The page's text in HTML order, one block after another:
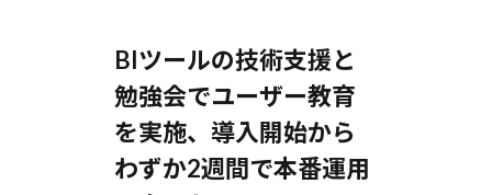
BIツールの技術支援と
勉強会でユーザー教育
を実施、導入開始から
わずか2週間で本番運用